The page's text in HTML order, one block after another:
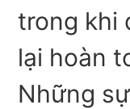
trong khi
lại hoàn
Những